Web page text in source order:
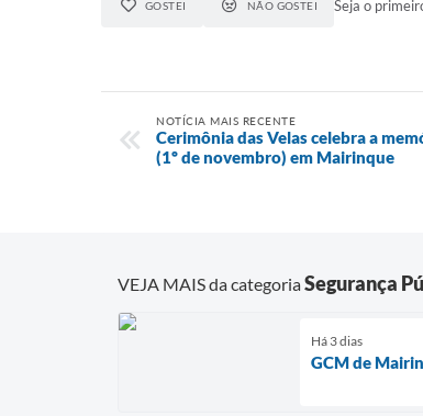
GOSTEI NÃO GOSTEI Seja o
NOTÍCIA MAIS RECENTE
Cerimônia das Velas celebra a
(1º de novembro) em Mairinque
VEJA MAIS da categoriaSegurança
Há 3 dias
GCM de